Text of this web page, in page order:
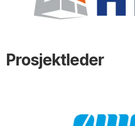
Prosjektleder